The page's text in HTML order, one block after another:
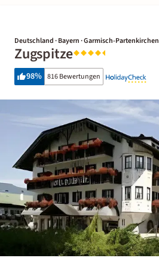
Deutschland · Bayern · Garmisch-Partenkirchen
Zugspitze
98% 816 Bewertungen